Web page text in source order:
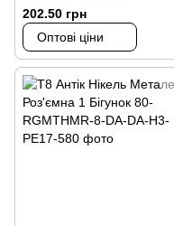
202.50 грн
Оптові ціни